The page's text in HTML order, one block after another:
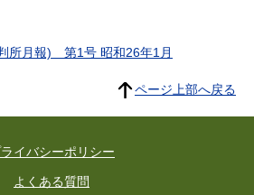
所月報) 第1号 昭和26年1月
ページ上部へ戻る
イバシーポリシー
よくある質問